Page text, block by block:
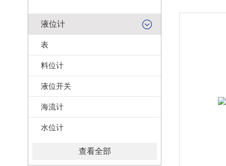
液位计
表
料位计
液位开关
海流计
水位计
查看全部